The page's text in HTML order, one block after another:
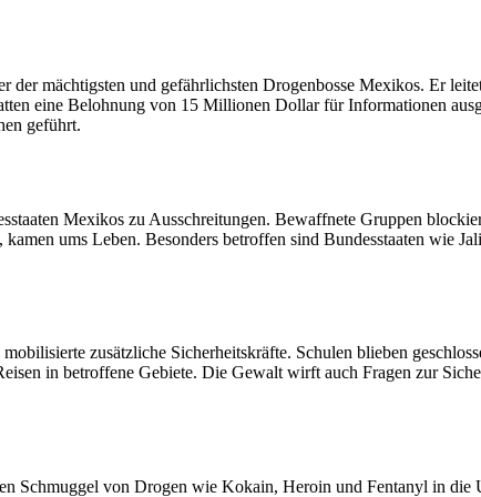
der mächtigsten und gefährlichsten Drogenbosse Mexikos. Er
eine Belohnung von 15 Millionen Dollar für Informationen
geführt.
Mexikos zu Ausschreitungen. Bewaffnete Gruppen
ums Leben. Besonders betroffen sind Bundesstaaten wie
zusätzliche Sicherheitskräfte. Schulen blieben
in betroffene Gebiete. Die Gewalt wirft auch Fragen zur
Schmuggel von Drogen wie Kokain, Heroin und Fentanyl in